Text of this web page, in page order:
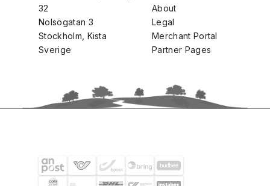
32
Nolsögatan 3
Stockholm, Kista
Sverige
About
Legal
Merchant Portal
Partner Pages